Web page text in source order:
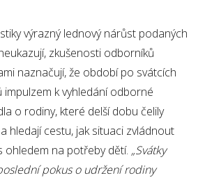
výrazný lednový nárůst podaných
zkušenosti odborníků
naznačují, že období po svátcích
k vyhledání odborné
o rodiny, které delší dobu čelily
hledají cestu, jak situaci zvládnout
ohledem na potřeby dětí. „Svátky
pokus o udržení rodiny